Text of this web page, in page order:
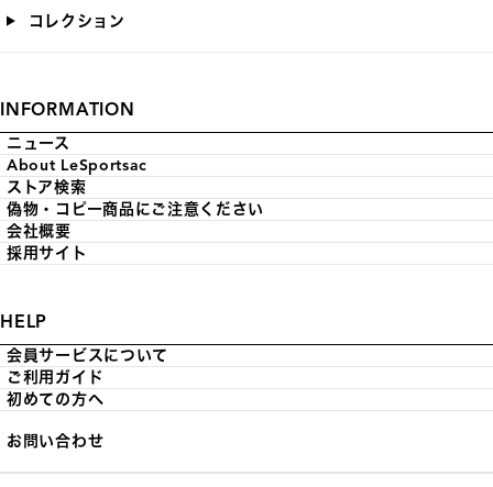
コレクション
INFORMATION
ニュース
About LeSportsac
ストア検索
偽物・コピー商品にご注意ください
会社概要
採用サイト
HELP
会員サービスについて
ご利用ガイド
初めての方へ
お問い合わせ